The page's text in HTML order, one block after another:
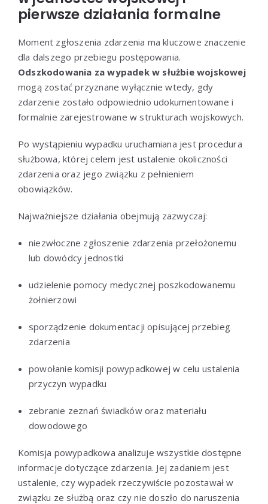
pierwsze działania formalne
Moment zgłoszenia zdarzenia ma kluczowe znaczenie
dla dalszego przebiegu postępowania.
Odszkodowania za wypadek w służbie wojskowej
mogą zostać przyznane wyłącznie wtedy, gdy
zdarzenie zostało odpowiednio udokumentowane i
formalnie zarejestrowane w strukturach wojskowych.
Po wystąpieniu wypadku uruchamiana jest procedura
służbowa, której celem jest ustalenie okoliczności
zdarzenia oraz jego związku z pełnieniem
obowiązków.
Najważniejsze działania obejmują zazwyczaj:
niezwłoczne zgłoszenie zdarzenia przełożonemu
lub dowódcy jednostki
udzielenie pomocy medycznej poszkodowanemu
żołnierzowi
sporządzenie dokumentacji opisującej przebieg
zdarzenia
powołanie komisji powypadkowej w celu ustalenia
przyczyn wypadku
zebranie zeznań świadków oraz materiału
dowodowego
Komisja powypadkowa analizuje wszystkie dostępne
informacje dotyczące zdarzenia. Jej zadaniem jest
ustalenie, czy wypadek rzeczywiście pozostawał w
związku ze służbą oraz czy nie doszło do naruszenia